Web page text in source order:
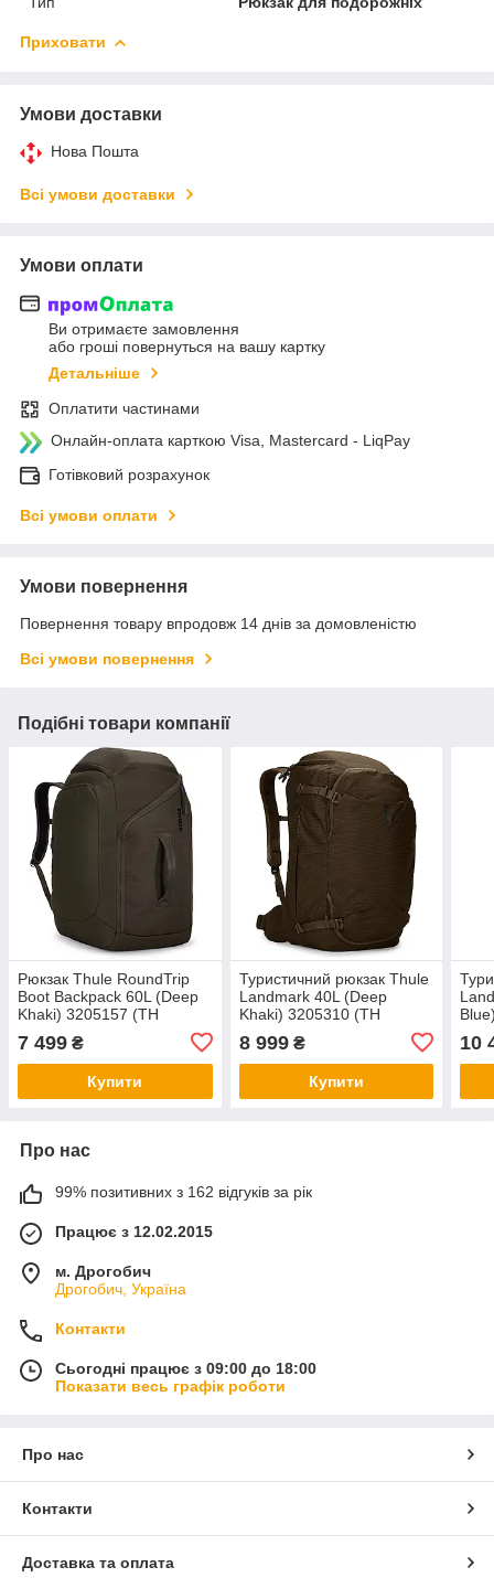
Приховати
Умови доставки
Нова Пошта
Всі умови доставки
Умови оплати
Ви отримаєте замовлення
або гроші повернуться на вашу картку
Детальніше
Оплатити частинами
Онлайн-оплата карткою Visa, Mastercard - LiqPay
Готівковий розрахунок
Всі умови оплати
Умови повернення
Повернення товару впродовж 14 днів за домовленістю
Всі умови повернення
Подібні товари компанії
Рюкзак Thule RoundTrip
Boot Backpack 60L (Deep
Khaki) 3205157 (TH
7 499 ₴
Купити
Туристичний рюкзак Thule
Landmark 40L (Deep
Khaki) 3205310 (TH
8 999₴
Купити
10
Про нас
99% позитивних з 162 відгуків за рік
Працює з 12.02.2015
м. Дрогобич
Дрогобич, Україна
Контакти
Сьогодні працює з 09:00 до 18:00
Показати весь графік роботи
Про нас
Контакти
Доставка та оплата